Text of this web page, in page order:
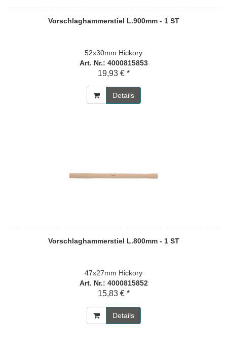
Vorschlaghammerstiel L.900mm - 1 ST
52x30mm Hickory
Art. Nr.: 4000815853
19,93 € *
Details
Vorschlaghammerstiel L.800mm - 1 ST
47x27mm Hickory
Art. Nr.: 4000815852
15,83 € *
Details